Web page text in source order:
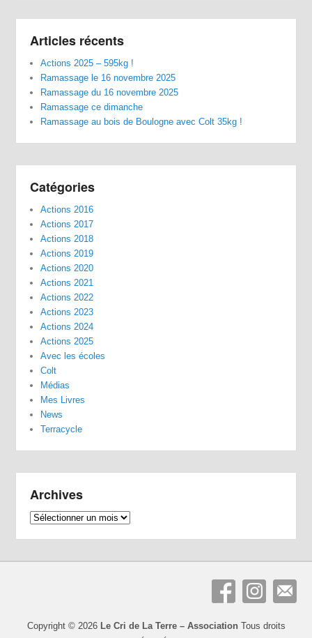
Articles récents
Actions 2025 – 595kg !
Ramassage le 16 novembre 2025
Ramassage du 16 novembre 2025
Ramassage ce dimanche
Ramassage au bois de Boulogne avec Colt 35kg !
Catégories
Actions 2016
Actions 2017
Actions 2018
Actions 2019
Actions 2020
Actions 2021
Actions 2022
Actions 2023
Actions 2024
Actions 2025
Avec les écoles
Colt
Médias
Mes Livres
News
Terracycle
Archives
Archives
Copyright © 2026 Le Cri de La Terre – Association Tous droits